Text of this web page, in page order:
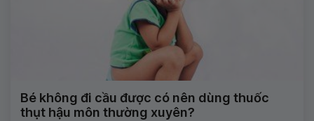
Bé không đi cầu được có nên dùng thuốc
thụt hậu môn thường xuyên?